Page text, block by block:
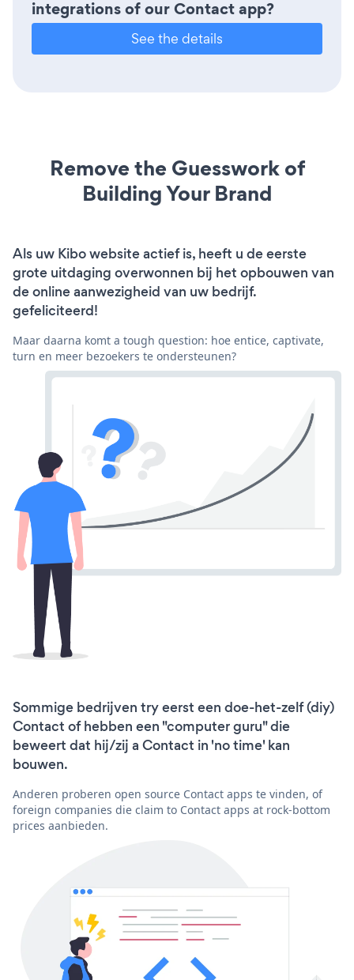
integrations of our Contact app?
See the details
Remove the Guesswork of
Building Your Brand
Als uw Kibo website actief is, heeft u de eerste
grote uitdaging overwonnen bij het opbouwen van
de online aanwezigheid van uw bedrijf.
gefeliciteerd!
Maar daarna komt a tough question: hoe entice, captivate,
turn en meer bezoekers te ondersteunen?
Sommige bedrijven try eerst een doe-het-zelf (diy)
Contact of hebben een "computer guru" die
beweert dat hij/zij a Contact in 'no time' kan
bouwen.
Anderen proberen open source Contact apps te vinden, of
foreign companies die claim to Contact apps at rock-bottom
prices aanbieden.